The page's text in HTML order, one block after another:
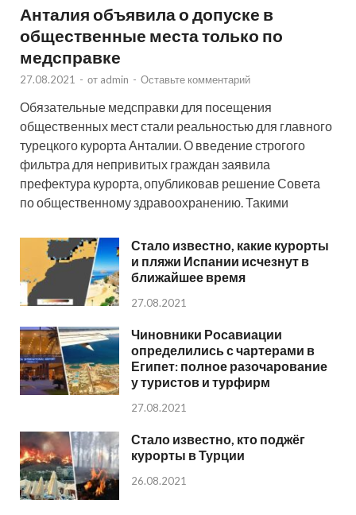
Анталия объявила о допуске в
общественные места только по
медсправке
27.08.2021 - от admin - Оставьте комментарий
Обязательные медсправки для посещения
общественных мест стали реальностью для главного
турецкого курорта Анталии. О введение строгого
фильтра для непривитых граждан заявила
префектура курорта, опубликовав решение Совета
по общественному здравоохранению. Такими
Стало известно, какие курорты
и пляжи Испании исчезнут в
ближайшее время
27.08.2021
Чиновники Росавиации
определились с чартерами в
Египет: полное разочарование
у туристов и турфирм
27.08.2021
Стало известно, кто поджёг
курорты в Турции
26.08.2021